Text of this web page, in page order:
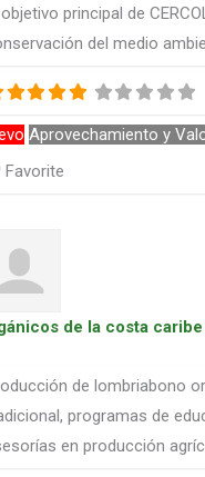
principal de
del medio
Aprovechamiento y
Favorite
de la costa caribe
de lombriabono
programas de
en producción